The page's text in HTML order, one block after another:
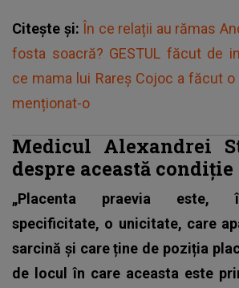
Citește și: În ce relații au rămas
fosta soacră? GESTUL făcut de
ce mama lui Rareș Cojoc a făcut
menționat-o
Medicul Alexandrei
despre această
„Placenta praevia este,
specificitate, o unicitate, care
sarcină și care ține de poziția
de locul în care aceasta este